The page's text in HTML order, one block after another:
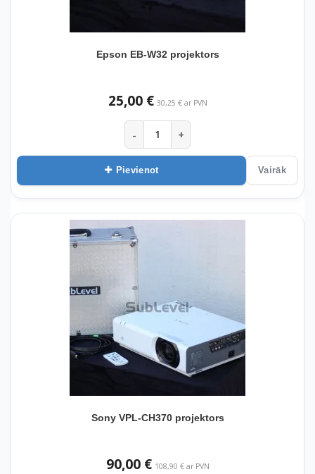
Epson EB-W32 projektors
25,00 € 30,25 € ar PVN
- +
Pievienot Vairāk
Sony VPL-CH370 projektors
90,00 € 108,90 € ar PVN